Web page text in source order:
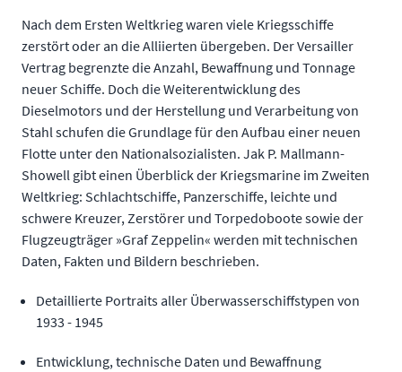
Nach dem Ersten Weltkrieg waren viele Kriegsschiffe
zerstört oder an die Alliierten übergeben. Der Versailler
Vertrag begrenzte die Anzahl, Bewaffnung und Tonnage
neuer Schiffe. Doch die Weiterentwicklung des
Dieselmotors und der Herstellung und Verarbeitung von
Stahl schufen die Grundlage für den Aufbau einer neuen
Flotte unter den Nationalsozialisten. Jak P. Mallmann-
Showell gibt einen Überblick der Kriegsmarine im Zweiten
Weltkrieg: Schlachtschiffe, Panzerschiffe, leichte und
schwere Kreuzer, Zerstörer und Torpedoboote sowie der
Flugzeugträger »Graf Zeppelin« werden mit technischen
Daten, Fakten und Bildern beschrieben.
Detaillierte Portraits aller Überwasserschiffstypen von
1933 - 1945
Entwicklung, technische Daten und Bewaffnung